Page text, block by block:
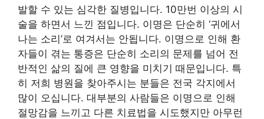
발할 수 있는 심각한 질병입니다. 10만번 이상의 시
술을 하면서 느낀 점입니다. 이명은 단순히 ‘귀에서
나는 소리’로 여겨서는 안됩니다. 이명으로 인해 환
자들이 겪는 통증은 단순히 소리의 문제를 넘어 전
반적인 삶의 질에 큰 영향을 미치기 때문입니다. 특
히 저희 병원을 찾아주시는 분들은 전국 각지에서
많이 오십니다. 대부분의 사람들은 이명으로 인해
절망감을 느끼고 다른 치료법을 시도했지만 아무런